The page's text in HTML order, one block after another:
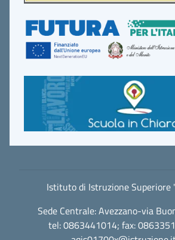
Istituto di Istruzione Superiore
Sede Centrale: Avezzano-via
tel: 0863441014; fax: